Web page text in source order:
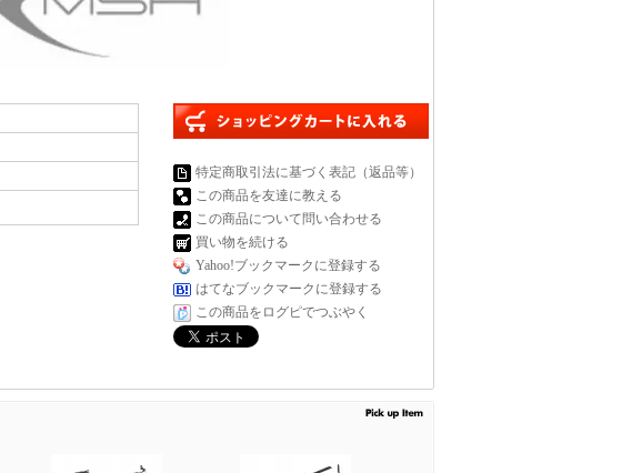
特定商取引法に基づく表記（返品等）
この商品を友達に教える
この商品について問い合わせる
買い物を続ける
Yahoo!ブックマークに登録する
はてなブックマークに登録する
この商品をログピでつぶやく